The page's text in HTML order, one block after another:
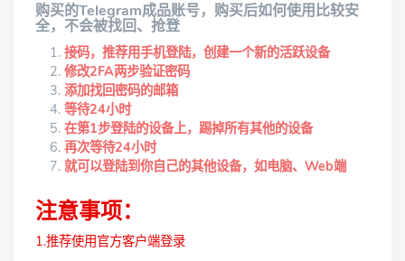
购买的Telegram成品账号，购买后如何使用比较安
全，不会被找回、抢登
接码，推荐用手机登陆，创建一个新的活跃设备
修改2FA两步验证密码
添加找回密码的邮箱
等待24小时
在第1步登陆的设备上，踢掉所有其他的设备
再次等待24小时
就可以登陆到你自己的其他设备，如电脑、Web端
注意事项：
1.推荐使用官方客户端登录